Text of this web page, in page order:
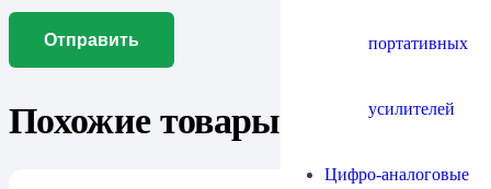
портативных
усилителей
Цифро-аналоговые
Похожие товары